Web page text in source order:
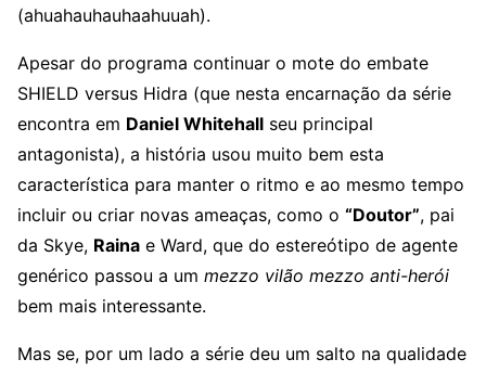
(ahuahauhauhaahuuah).
Apesar do programa continuar o mote do embate
SHIELD versus Hidra (que nesta encarnação da série
encontra em Daniel Whitehall seu principal
antagonista), a história usou muito bem esta
característica para manter o ritmo e ao mesmo tempo
incluir ou criar novas ameaças, como o “Doutor”, pai
da Skye, Raina e Ward, que do estereótipo de agente
genérico passou a um mezzo vilão mezzo anti-herói
bem mais interessante.
Mas se, por um lado a série deu um salto na qualidade